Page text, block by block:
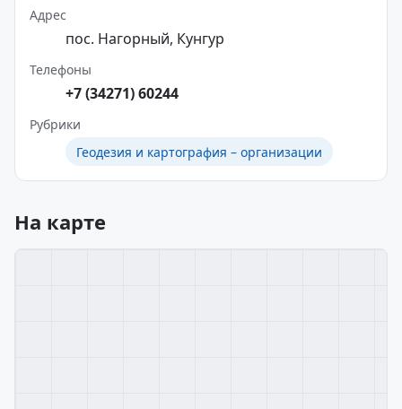
Адрес
пос. Нагорный, Кунгур
Телефоны
+7 (34271) 60244
Рубрики
Геодезия и картография – организации
На карте